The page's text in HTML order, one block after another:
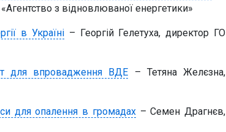
з відновлюваної енергетики»
в Україні– Георгій Гелетуха, директор ГО
для впровадження ВДЕ – Тетяна Желєзна,
для опалення в громадах– Семен Драгнєв,